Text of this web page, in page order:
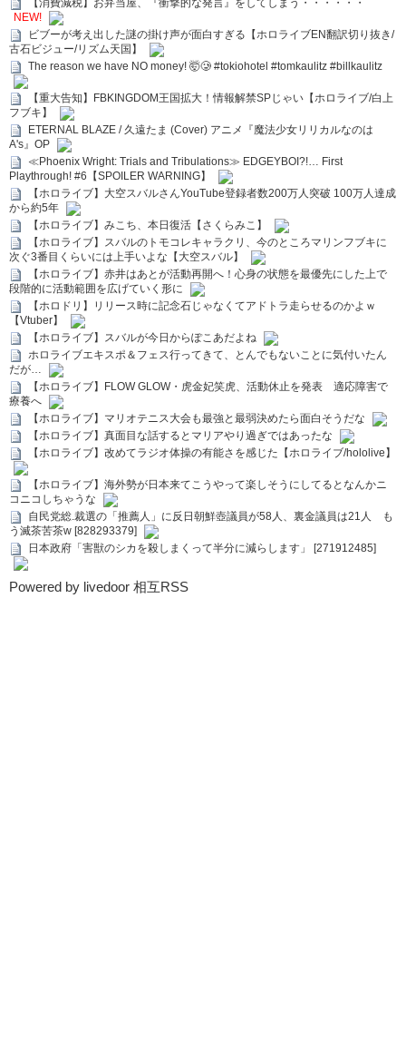
【消費減税】お弁当屋、『衝撃的な発言』をしてしまう・・・・・・
NEW!
ビブーが考え出した謎の掛け声が面白すぎる【ホロライブEN翻訳切り抜き/
古石ビジュー/リズム天国】
The reason we have NO money! 🤯🥲 #tokiohotel #tomkaulitz #billkaulitz
【重大告知】FBKINGDOM王国拡大！情報解禁SPじゃい【ホロライブ/白上
フブキ】
ETERNAL BLAZE / 久遠たま (Cover) アニメ『魔法少女リリカルなのは
A's』OP
≪Phoenix Wright: Trials and Tribulations≫ EDGEYBOI?!… First
Playthrough! #6【SPOILER WARNING】
【ホロライブ】大空スバルさんYouTube登録者数200万人突破 100万人達成
から約5年
【ホロライブ】みこち、本日復活【さくらみこ】
【ホロライブ】スバルのトモコレキャラクリ、今のところマリンフブキに
次ぐ3番目くらいには上手いよな【大空スバル】
【ホロライブ】赤井はあとが活動再開へ！心身の状態を最優先にした上で
段階的に活動範囲を広げていく形に
【ホロドリ】リリース時に記念石じゃなくてアドトラ走らせるのかよｗ
【Vtuber】
【ホロライブ】スバルが今日からぽこあだよね
ホロライブエキスポ＆フェス行ってきて、とんでもないことに気付いたん
だが…
【ホロライブ】FLOW GLOW・虎金妃笑虎、活動休止を発表 適応障害で
療養へ
【ホロライブ】マリオテニス大会も最強と最弱決めたら面白そうだな
【ホロライブ】真面目な話するとマリアやり過ぎではあったな
【ホロライブ】改めてラジオ体操の有能さを感じた【ホロライブ/hololive】
【ホロライブ】海外勢が日本来てこうやって楽しそうにしてるとなんかニ
コニコしちゃうな
自民党総.裁選の「推薦人」に反日朝鮮壺議員が58人、裏金議員は21人 も
う滅茶苦茶w [828293379]
日本政府「害獣のシカを殺しまくって半分に減らします」 [271912485]
Powered by livedoor 相互RSS